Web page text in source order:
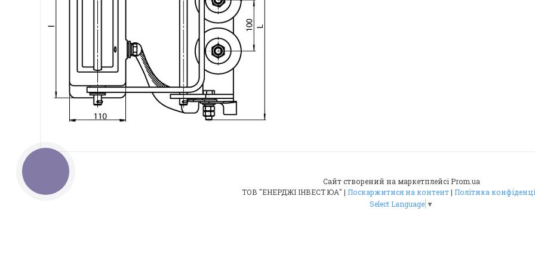
Сайт створений на маркетплейсі Prom.ua
ТОВ "ЕНЕРДЖІ ІНВЕСТ ЮА" | Поскаржитися на контент | Політика
Select Language ▼